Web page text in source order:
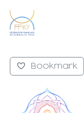
Bookmark